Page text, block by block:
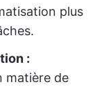
plus
:
matière de